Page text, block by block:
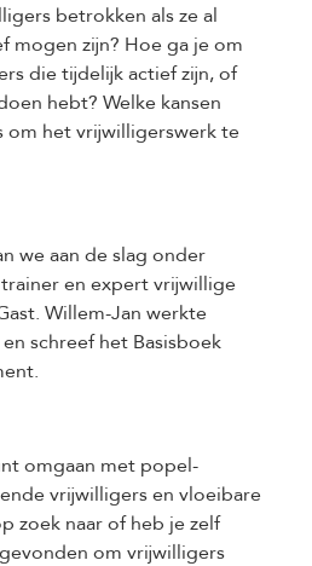
betrokken als ze al
mogen zijn? Hoe ga je om
die tijdelijk actief zijn, of
hebt? Welke kansen
om het vrijwilligerswerk te
we aan de slag onder
en expert vrijwillige
Willem-Jan werkte
schreef het Basisboek
omgaan met popel-
vrijwilligers en vloeibare
zoek naar of heb je zelf
om vrijwilligers